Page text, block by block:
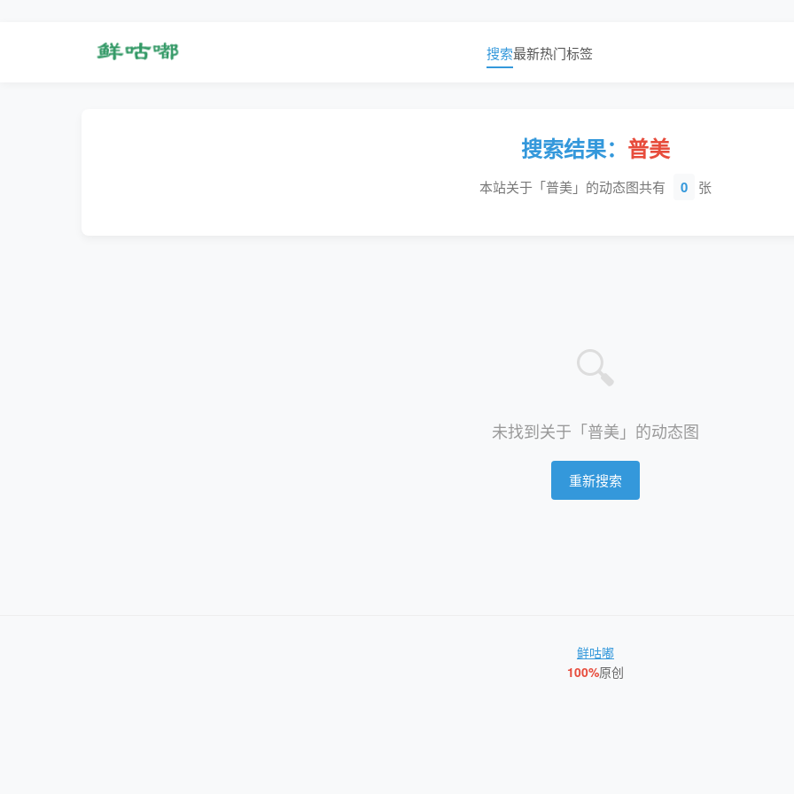
搜索最新热门标签
搜索结果： 普美
本站关于「普美」的动态图共有 0 张
🔍
未找到关于「普美」的动态图
重新搜索
鲜咕嘟
100%原创